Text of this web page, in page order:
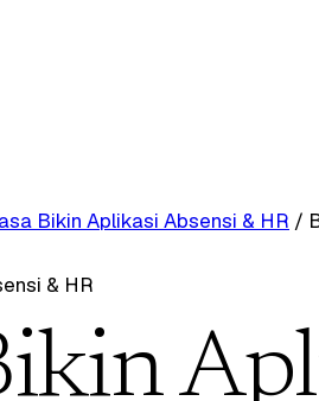
Bikin Aplikasi Absensi & HR /
& HR